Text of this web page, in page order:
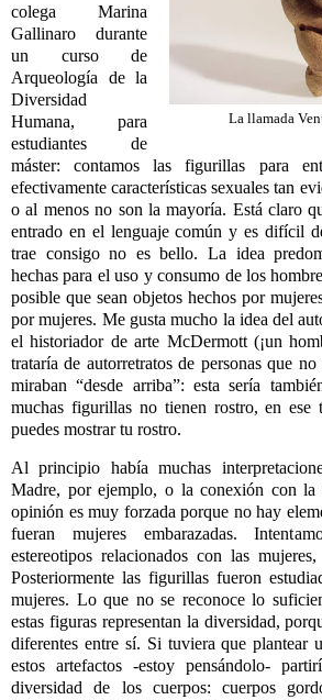
La llamada
colega Marina
Gallinaro durante
un curso de
Arqueología de la
Diversidad
Humana, para
estudiantes de
máster: contamos las figurillas para
efectivamente características sexuales tan
o al menos no son la mayoría. Está claro
entrado en el lenguaje común y es difícil
trae consigo no es bello. La idea
hechas para el uso y consumo de los
posible que sean objetos hechos por
por mujeres. Me gusta mucho la idea del
el historiador de arte McDermott (¡un
trataría de autorretratos de personas que
miraban “desde arriba”: esta sería
muchas figurillas no tienen rostro, en ese
puedes mostrar tu rostro.
Al principio había muchas
Madre, por ejemplo, o la conexión con la
opinión es muy forzada porque no hay
fueran mujeres embarazadas.
estereotipos relacionados con las
Posteriormente las figurillas fueron
mujeres. Lo que no se reconoce lo
estas figuras representan la diversidad,
diferentes entre sí. Si tuviera que plantear
estos artefactos -estoy pensándolo-
diversidad de los cuerpos: cuerpos